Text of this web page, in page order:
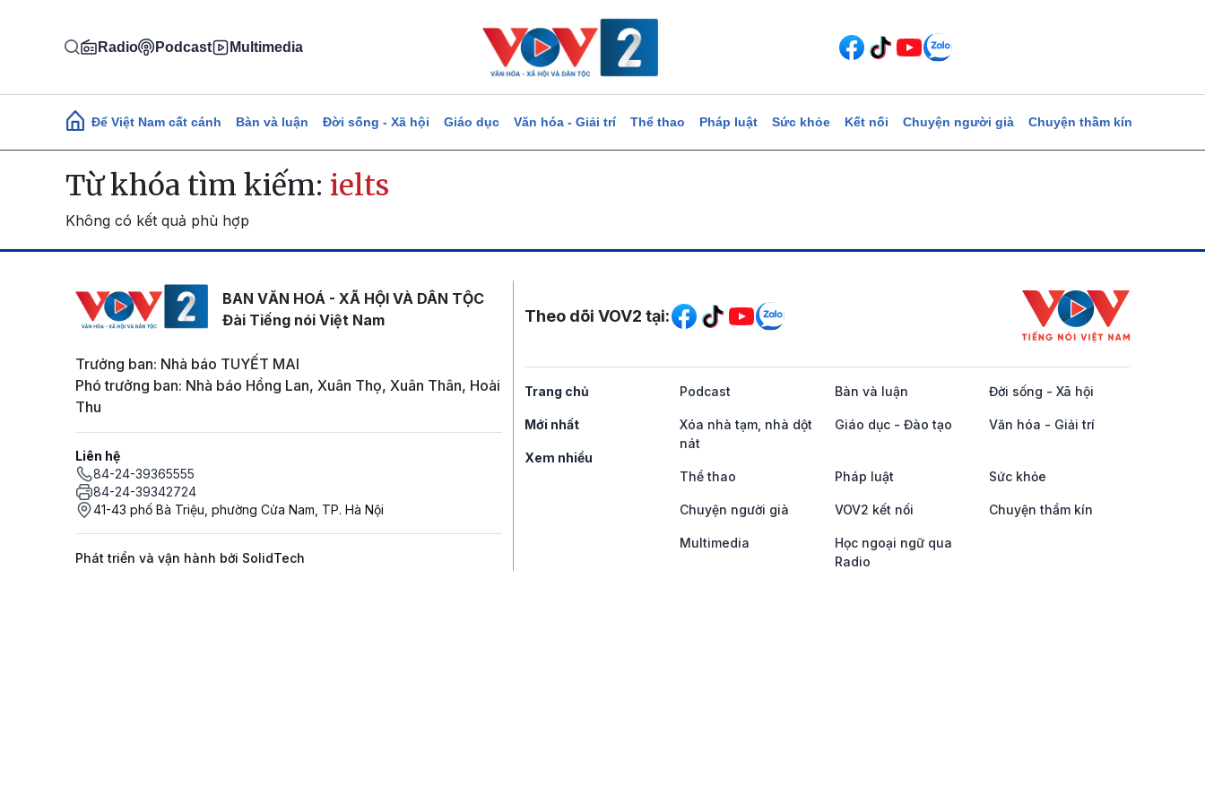
Radio Podcast Multimedia
Main navigation
Để Việt Nam cất cánh Bàn và luận Đời sống - Xã hội Giáo dục Văn hóa - Giải trí Thể thao Pháp luật Sức khỏe Kết nối Chuyện người già Chuyện thầm kín
Từ khóa tìm kiếm: ielts
Không có kết quả phù hợp
BAN VĂN HOÁ - XÃ HỘI VÀ DÂN TỘC
Đài Tiếng nói Việt Nam
Trưởng ban: Nhà báo TUYẾT MAI
Phó trưởng ban: Nhà báo Hồng Lan, Xuân Thọ, Xuân Thân, Hoài
Thu
Liên hệ
84-24-39365555
84-24-39342724
41-43 phố Bà Triệu, phường Cửa Nam, TP. Hà Nội
Phát triển và vận hành bởi SolidTech
Mạng xã hội
Theo dõi VOV2 tại:
Trang chủ
Mới nhất
Xem nhiều
Podcast Bàn và luận Đời sống - Xã hội
Xóa nhà tạm, nhà dột
nát
Giáo dục - Đào tạo Văn hóa - Giải trí
Thể thao Pháp luật Sức khỏe
Chuyện người già VOV2 kết nối Chuyện thầm kín
Multimedia
Học ngoại ngữ qua
Radio